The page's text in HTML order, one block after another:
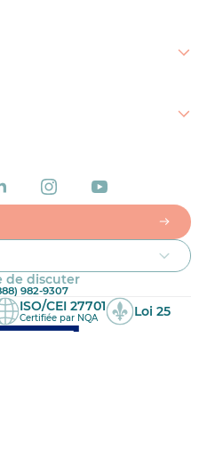
de discuter
982-9307
ISO/CEI 27701
Certifiée par NQA Loi 25